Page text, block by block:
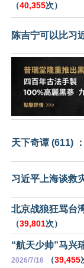
（40,355次）
陈吉宁可以比习
天下奇谭 (611)
习近平上海谈救
北京战狼狂骂台
（39,801次）
“航天少帅”马兴
2026/7/16 （39,455